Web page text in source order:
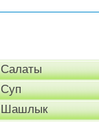
Салаты
Суп
Шашлык